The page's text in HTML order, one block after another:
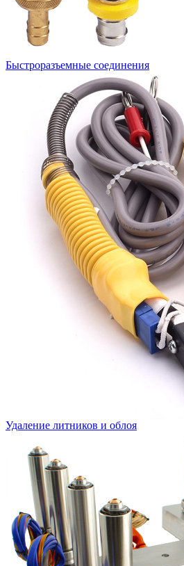
Быстроразъемные соединения
Удаление литников и облоя